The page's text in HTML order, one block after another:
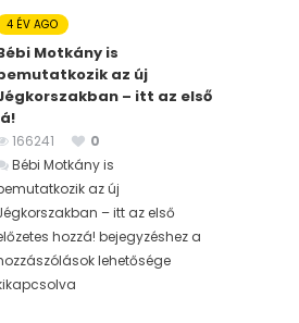
4 ÉV AGO
Motkány is
az új
– itt az első
166241
0
Bébi Motkány is
az új
– itt az első
hozzá! bejegyzéshez a
lehetősége